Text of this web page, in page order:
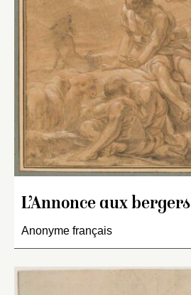
L’Annonce aux bergers
Anonyme français